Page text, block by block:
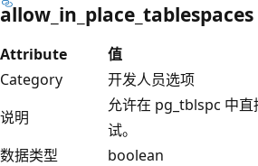
allow_in_place_tablespaces
Attribute
值
Category
开发人员选项
说明
允许在 pg_tblspc 中
试。
数据类型
boolean